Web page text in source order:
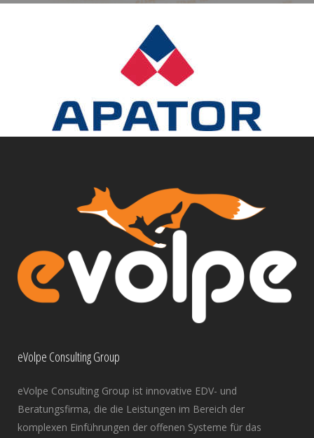
eVolpe Consulting Group
eVolpe Consulting Group ist innovative EDV- und
Beratungsfirma, die die Leistungen im Bereich der
komplexen Einführungen der offenen Systeme für das